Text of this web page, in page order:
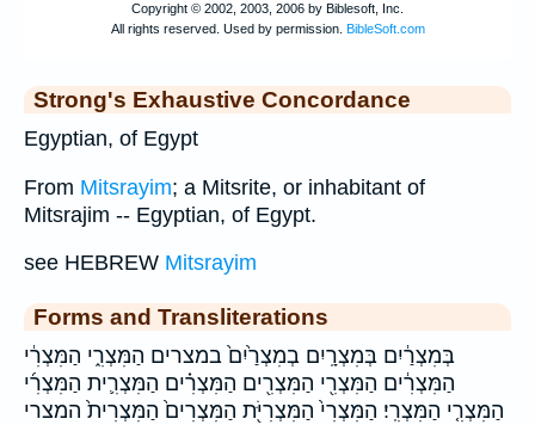
Strong's Exhaustive Concordance
Egyptian, of Egypt
From Mitsrayim; a Mitsrite, or inhabitant of
Mitsrajim -- Egyptian, of Egypt.
see HEBREW Mitsrayim
Forms and Transliterations
בְּמִצְרַ֔יִם בְּמִצְרָֽיִם בְמִצְרַ֙יִם֙ במצרים הַמִּצְרִ֑י הַמִּצְרִ֔י
הַמִּצְרִ֔ים הַמִּצְרִ֖י הַמִּצְרִ֖ים הַמִּצְרִ֗ים הַמִּצְרִ֛ית הַמִּצְרִ֜י
הַמִּצְרִ֤י הַמִּצְרִֽי׃ הַמִּצְרִי֙ הַמִּצְרִיֹּ֖ת הַמִּצְרִים֙ הַמִּצְרִית֙ המצרי